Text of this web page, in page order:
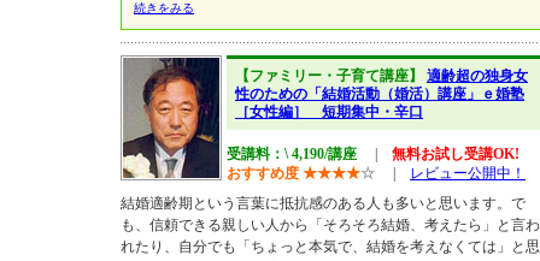
続きをみる
【ファミリー・子育て講座】 適齢超の独身女
性のための「結婚活動（婚活）講座」ｅ婚塾
［女性編］ 短期集中・辛口
受講料：\ 4,190/講座
無料お試し受講OK!
おすすめ度 ★★★★☆
レビュー公開中！
結婚適齢期という言葉に抵抗感のある人も多いと思います。で
も、信頼できる親しい人から「そろそろ結婚、考えたら」と言わ
れたり、自分でも「ちょっと本気で、結婚を考えなくては」と思